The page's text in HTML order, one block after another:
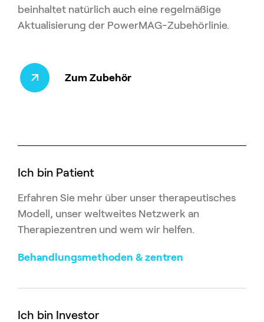
beinhaltet natürlich auch eine regelmäßige
Aktualisierung der PowerMAG-Zubehörlinie.
Zum Zubehör
Ich bin Patient
Erfahren Sie mehr über unser therapeutisches
Modell, unser weltweites Netzwerk an
Therapiezentren und wem wir helfen.
Behandlungsmethoden & zentren
Ich bin Investor